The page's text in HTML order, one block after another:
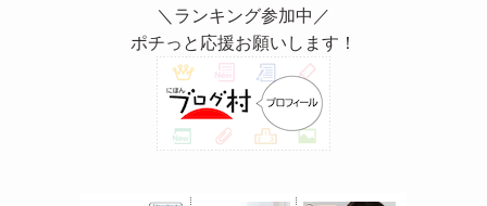
＼ランキング参加中／
ポチっと応援お願いします！